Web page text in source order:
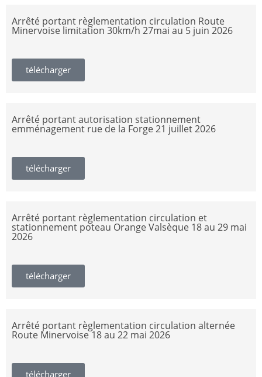
Arrêté portant règlementation circulation Route
Minervoise limitation 30km/h 27mai au 5 juin 2026
télécharger
Arrêté portant autorisation stationnement
emménagement rue de la Forge 21 juillet 2026
télécharger
Arrêté portant règlementation circulation et
stationnement poteau Orange Valsèque 18 au 29 mai
2026
télécharger
Arrêté portant règlementation circulation alternée
Route Minervoise 18 au 22 mai 2026
télécharger